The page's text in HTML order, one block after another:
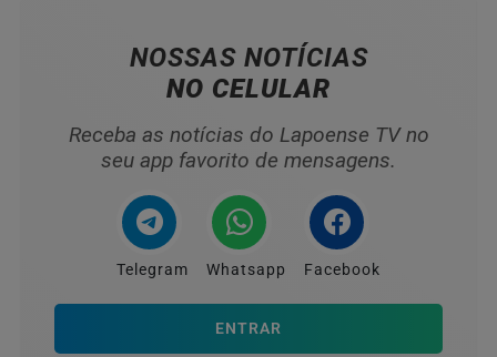
NOSSAS NOTÍCIAS
NO CELULAR
Receba as notícias do Lapoense TV no
seu app favorito de mensagens.
Telegram Whatsapp Facebook
ENTRAR